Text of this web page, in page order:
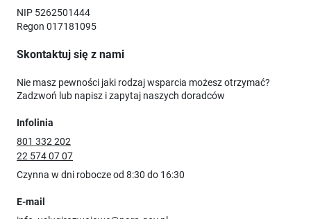
NIP 5262501444
Regon 017181095
Skontaktuj się z nami
Nie masz pewności jaki rodzaj wsparcia możesz otrzymać?
Zadzwoń lub napisz i zapytaj naszych doradców
Infolinia
801 332 202
22 574 07 07
Czynna w dni robocze od 8:30 do 16:30
E-mail